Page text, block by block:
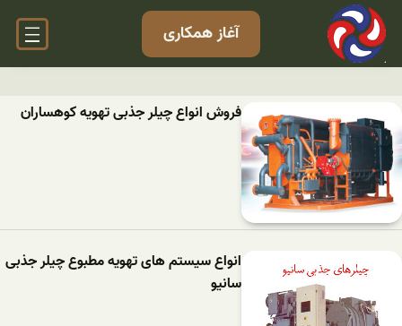
آغاز همکاری
فروش انواع چیلر جذبی تهویه کوهساران
انواع سیستم های تهویه مطبوع چیلر جذبی
سانیو